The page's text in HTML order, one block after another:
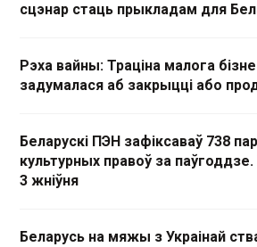
сцэнар стаць прыкладам для
Рэха вайны: Траціна малога
задумалася аб закрыцці або
Беларускі ПЭН зафіксаваў 738
культурных правоў за паўгоддзе.
3 жніўня
Беларусь на мяжы з Украінай